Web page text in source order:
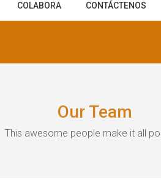
COLABORA CONTÁCTENOS
Our Team
This awesome people make it all